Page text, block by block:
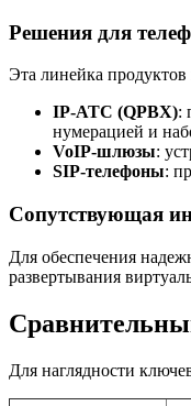
Решения для
Эта линейка
IP-АТС (QPBX):
нумерацией и
VoIP-шлюзы:
SIP-телефоны:
Сопутствующая
Для обеспечения
развертывания
Для наглядности